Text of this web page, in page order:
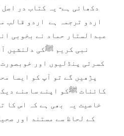
دکھائی ہے- یہ کتاب در اصل
اردو ترجمہ
ہے اردو قالب
عبدالستار حماد نے بخوبی
نبی کریم ﷺکی دلنشیں
کسرتی پنڈلیوں اور
پڑھیں گے تو آپ کو ایسا
کائنات ﷺکو اپنے سامنے
خاصیت یہ بھی ہے کہ اس کا
کے لحاظ سے مستند اور